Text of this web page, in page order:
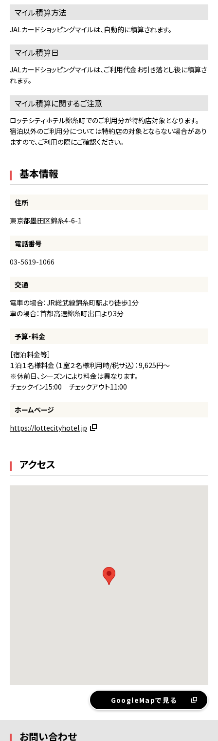
マイル積算方法
JALカードショッピングマイルは、自動的に積算されます。
マイル積算日
JALカードショッピングマイルは、ご利用代金お引き落とし後に積算さ
れます。
マイル積算に関するご注意
ロッテシティホテル錦糸町でのご利用分が特約店対象となります。
宿泊以外のご利用分については特約店の対象とならない場合があり
ますので、ご利用の際にご確認ください。
基本情報
住所
東京都墨田区錦糸4-6-1
電話番号
03-5619-1066
交通
電車の場合：JR総武線錦糸町駅より徒歩1分
車の場合：首都高速錦糸町出口より3分
予算・料金
［宿泊料金等］
１泊１名様料金（１室２名様利用時/税サ込）：9,625円～
※休前日、シーズンにより料金は異なります。
チェックイン15:00 チェックアウト11:00
ホームページ
https://lottecityhotel.jp
アクセス
GoogleMapで見る
お問い合わせ